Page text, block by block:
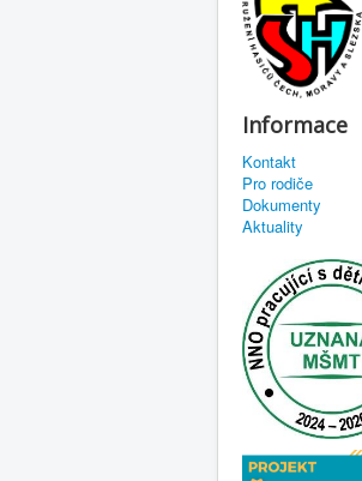
Informace
Kontakt
Pro rodiče
Dokumenty
Aktuality